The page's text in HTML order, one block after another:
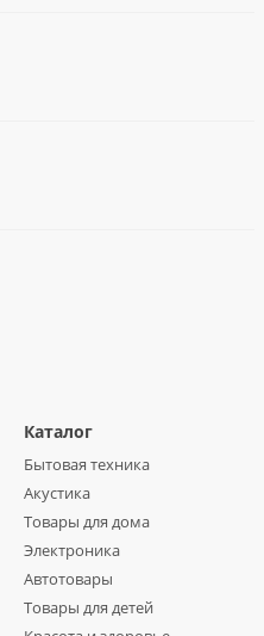
Каталог
Бытовая техника
Акустика
Товары для дома
Электроника
Автотовары
Товары для детей